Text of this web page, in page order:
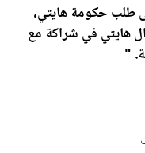
طلب حكومة هايتي،
هايتي في شراكة مع
"